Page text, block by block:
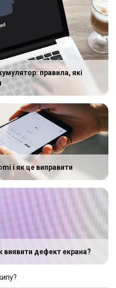
правила, які
і як це виправити
виявити дефект екрана?